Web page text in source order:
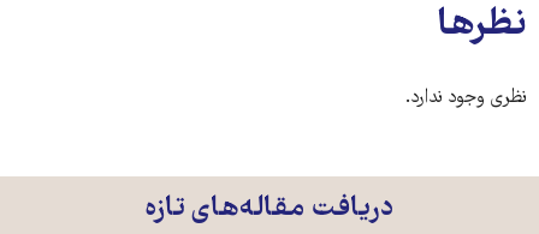
نظرها
نظری وجود ندارد.
دریافت مقاله‌های تازه